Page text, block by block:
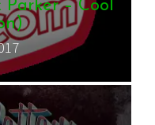
– 26.03.2016